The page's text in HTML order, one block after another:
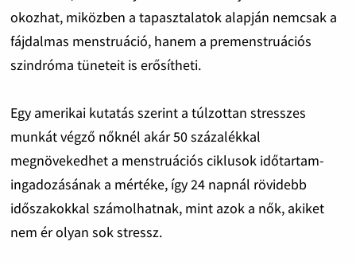
okozhat, miközben a tapasztalatok alapján nemcsak a
fájdalmas menstruáció, hanem a premenstruációs
szindróma tüneteit is erősítheti.
Egy amerikai kutatás szerint a túlzottan stresszes
munkát végző nőknél akár 50 százalékkal
megnövekedhet a menstruációs ciklusok időtartam-
ingadozásának a mértéke, így 24 napnál rövidebb
időszakokkal számolhatnak, mint azok a nők, akiket
nem ér olyan sok stressz.